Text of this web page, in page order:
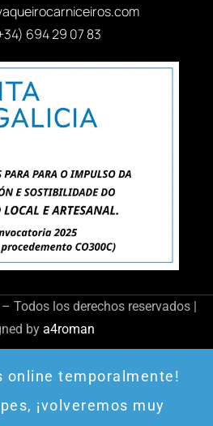
online temporalmente!
¡volveremos muy
694 29 07 83
Todos los derechos reservados |
by a4roman